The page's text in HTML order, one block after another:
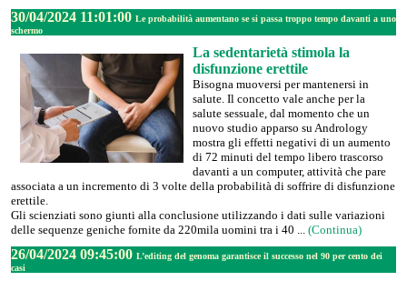
30/04/2024 11:01:00 Le probabilità aumentano se si passa troppo tempo davanti a uno
schermo
La sedentarietà stimola la
disfunzione erettile
Bisogna muoversi per mantenersi in
salute. Il concetto vale anche per la
salute sessuale, dal momento che un
nuovo studio apparso su Andrology
mostra gli effetti negativi di un aumento
di 72 minuti del tempo libero trascorso
davanti a un computer, attività che pare
associata a un incremento di 3 volte della probabilità di soffrire di disfunzione
erettile.
Gli scienziati sono giunti alla conclusione utilizzando i dati sulle variazioni
delle sequenze geniche fornite da 220mila uomini tra i 40 ... (Continua)
26/04/2024 09:45:00 L’editing del genoma garantisce il successo nel 90 per cento dei
casi